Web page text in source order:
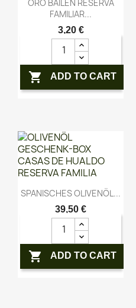
ORO BAILEN RESERVA
FAMILIAR...
3,20 €
 ADD TO CART
Vorschau
SPANISCHES OLIVENÖL...
39,50 €
 ADD TO CART